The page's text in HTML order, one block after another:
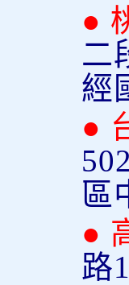
●
二
經
●
區
●
路